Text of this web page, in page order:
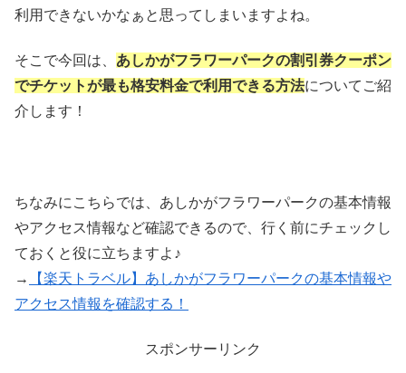
利用できないかなぁと思ってしまいますよね。
そこで今回は、 あしかがフラワーパークの割引券クーポン
でチケットが最も格安料金で利用できる方法についてご紹
介します！
ちなみにこちらでは、あしかがフラワーパークの基本情報
やアクセス情報など確認できるので、行く前にチェックし
ておくと役に立ちますよ♪
→
【楽天トラベル】あしかがフラワーパークの基本情報や
アクセス情報を確認する！
スポンサーリンク